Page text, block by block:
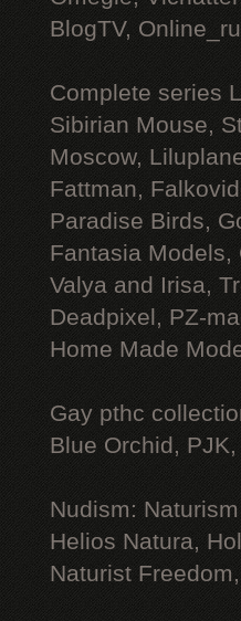
BlogTV,
Complete series
Sibirian Mouse,
Moscow,
Fattman,
Paradise Birds,
Fantasia Models,
Valya and Irisa,
Deadpixel, PZ-
Home Made
Gay рthс
Blue Orchid,
Nudism:
Helios Natura,
Naturist